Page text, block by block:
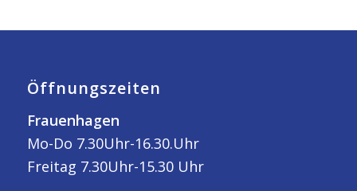
Öffnungszeiten
Frauenhagen
Mo-Do 7.30Uhr-16.30.Uhr
Freitag 7.30Uhr-15.30 Uhr